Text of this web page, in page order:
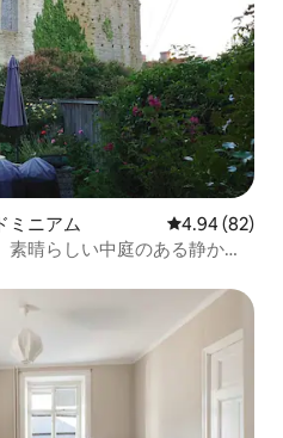
ミニアム レビュー82
4.94 (82)
晴らしい中庭のある静かな